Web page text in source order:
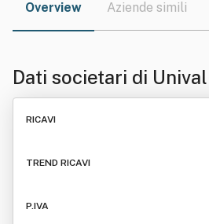
Overview Aziende simili
Dati societari di
RICAVI
TREND RICAVI
P.IVA